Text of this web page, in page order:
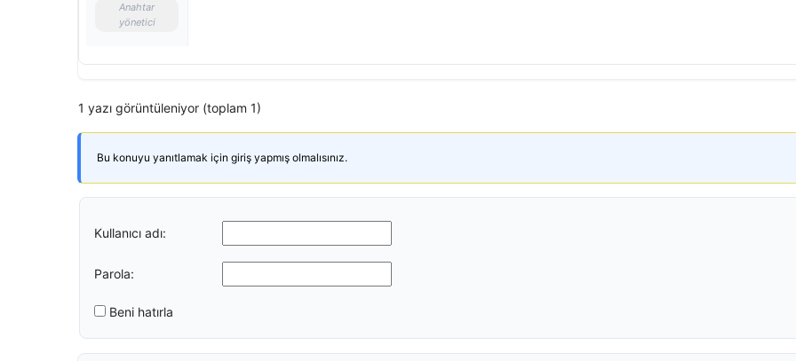
Anahtar
yönetici
1 yazı görüntüleniyor (toplam 1)
Bu konuyu yanıtlamak için giriş yapmış olmalısınız.
Kullanıcı adı:
Parola:
Beni hatırla